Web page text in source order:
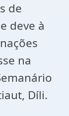
de
deve à
na
Díli.